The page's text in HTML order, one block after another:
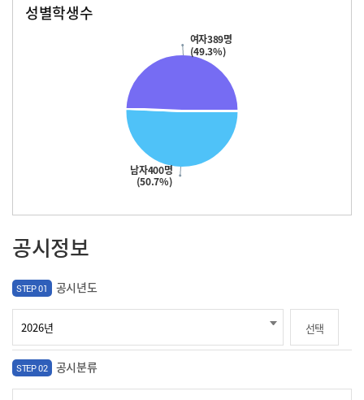
성별학생수
남자400명
(50.7%)
여자389명
(49.3%)
공시정보
STEP 01 공시년도
선택
STEP 02 공시분류